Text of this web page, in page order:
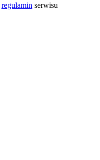
regulamin serwisu